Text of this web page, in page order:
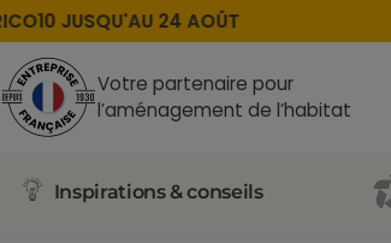
JUSQU'AU 24 AOÛT
Votre partenaire pour
l’aménagement de l’habitat
Inspirations & conseils